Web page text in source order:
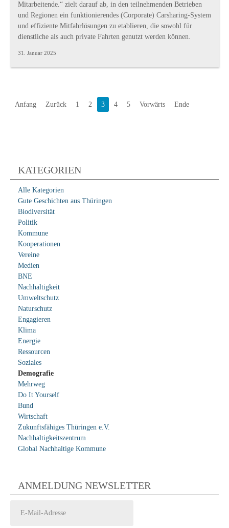
Mitarbeitende.“ zielt darauf ab, in den teilnehmenden Betrieben
und Regionen ein funktionierendes (Corporate) Carsharing-System
und effiziente Mitfahrlösungen zu etablieren, die sowohl für
dienstliche als auch private Fahrten genutzt werden können.
31. Januar 2025
Anfang Zurück 1 2 3 4 5 Vorwärts Ende
KATEGORIEN
Alle Kategorien
Gute Geschichten aus Thüringen
Biodiversität
Politik
Kommune
Kooperationen
Vereine
Medien
BNE
Nachhaltigkeit
Umweltschutz
Naturschutz
Engagieren
Klima
Energie
Ressourcen
Soziales
Demografie
Mehrweg
Do It Yourself
Bund
Wirtschaft
Zukunftsfähiges Thüringen e.V.
Nachhaltigkeitszentrum
Global Nachhaltige Kommune
ANMELDUNG NEWSLETTER